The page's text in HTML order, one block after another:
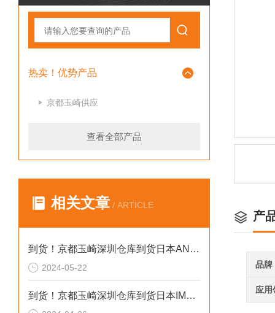
热卖！优势产品
京都玉崎供应
查看全部产品
相关文章 / ARTICLE
到货！京都玉崎深圳仓库到货日本AND 电子秤HV-60KCEP
2024-05-22
到货！京都玉崎深圳仓库到货日本IMADA 推拉力计 DST-20N
产
品牌
应用